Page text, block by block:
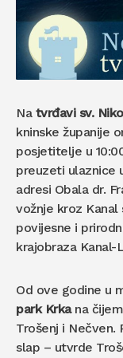
Natvrđavi sv.
kninske županije
posjetitelje u
preuzeti ulaznice
adresi Obala dr.
vožnje kroz
povijesne i
krajobraza Kanal-
Od ove godine u
park Krka na
Trošenj i Nečven.
slap – utvrde